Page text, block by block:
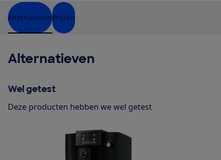
AlternatievenPrijzen
Alternatieven
Wel getest
Deze producten hebben we wel getest